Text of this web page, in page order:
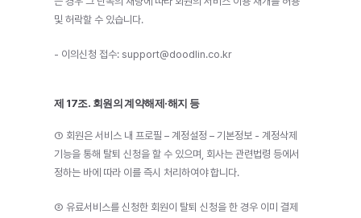
및 허락할 수 있습니다.
- 이의신청 접수: support@doodlin.co.kr
제 17조. 회원의 계약해제·해지 등
① 회원은 서비스 내 프로필 – 계정설정 – 기본정보 - 계정삭제
기능을 통해 탈퇴 신청을 할 수 있으며, 회사는 관련법령 등에서
정하는 바에 따라 이를 즉시 처리하여야 합니다.
② 유료서비스를 신청한 회원이 탈퇴 신청을 한 경우 이미 결제